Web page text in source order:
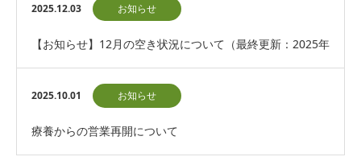
2025.12.03 お知らせ
【お知らせ】12月の空き状況について（最終更新：2025年
12月3日）
2025.10.01 お知らせ
療養からの営業再開について